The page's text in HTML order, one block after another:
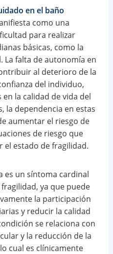
en el baño
como una
para realizar
básicas, como la
La falta de autonomía en
al deterioro de la
del individuo,
la calidad de vida del
la dependencia en estas
aumentar el riesgo de
de riesgo que
el estado de fragilidad.
es un síntoma cardinal
ya que puede
la participación
y reducir la calidad
se relaciona con
y la reducción de la
cual es clínicamente